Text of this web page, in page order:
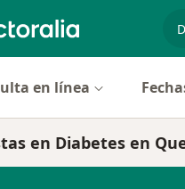
en línea
en Diabetes en